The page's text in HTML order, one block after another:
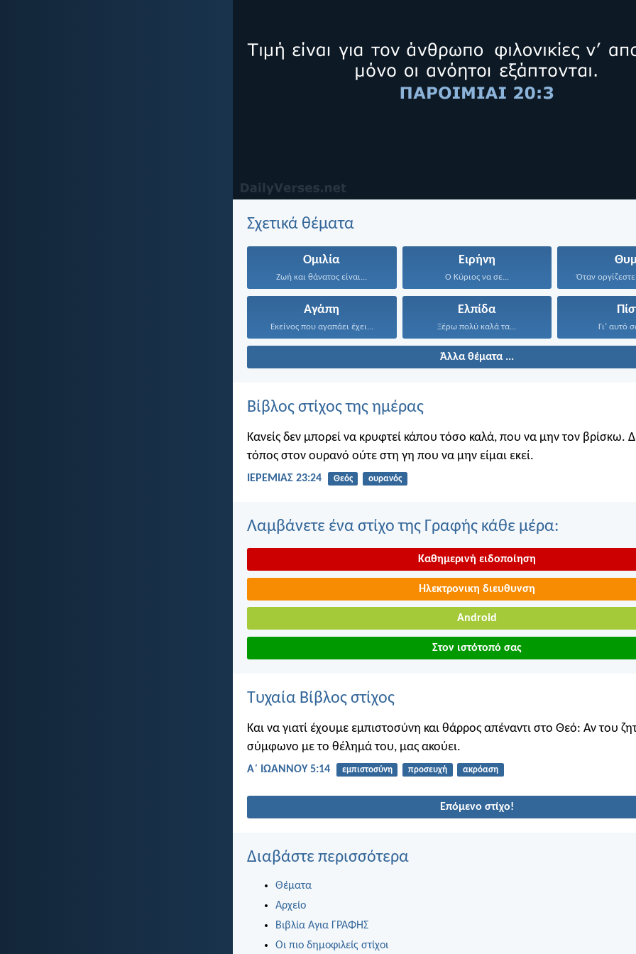
Σχετικά θέματα
Ομιλία
Ζωή και θάνατος είναι...
Ειρήνη
Ο Κύριος να σε... Όταν
Αγάπη
Εκείνος που αγαπάει έχει...
Ελπίδα
Ξέρω πολύ καλά τα... Γι’ αυτό
Άλλα θέματα ...
Βίβλος στίχος της ημέρας
Κανείς δεν μπορεί να κρυφτεί κάπου τόσο καλά, που να μην τον βρίσκω.
τόπος στον ουρανό ούτε στη γη που να μην είμαι εκεί.
ΙΕΡΕΜΙΑΣ 23:24 Θεός ουρανός
Λαμβάνετε ένα στίχο της Γραφής κάθε μέρα:
Καθημερινή ειδοποίηση
Ηλεκτρονικη διευθυνση
Android
Στον ιστότοπό σας
Τυχαία Βίβλος στίχος
Και να γιατί έχουμε εμπιστοσύνη και θάρρος απέναντι στο Θεό: Αν του
σύμφωνο με το θέλημά του, μας ακούει.
Α΄ ΙΩΑΝΝΟΥ 5:14 εμπιστοσύνη προσευχή ακρόαση
Επόμενο στίχο!
Διαβάστε περισσότερα
Θέματα
Αρχείο
Βιβλία Αγια ΓΡΑΦΗΣ
Οι πιο δημοφιλείς στίχοι